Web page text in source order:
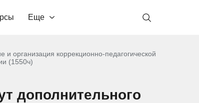
Еще
и организация коррекционно-педагогической
(1550ч)
дополнительного